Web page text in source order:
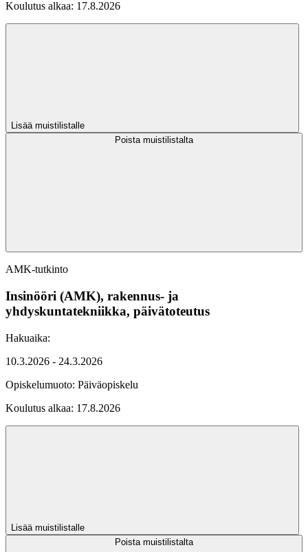
Koulutus alkaa: 17.8.2026
Lisää muistilistalle
Poista muistilistalta
AMK-tutkinto
Insinööri (AMK), rakennus- ja
yhdyskuntatekniikka, päivätoteutus
Hakuaika:
10.3.2026 - 24.3.2026
Opiskelumuoto: Päiväopiskelu
Koulutus alkaa: 17.8.2026
Lisää muistilistalle
Poista muistilistalta